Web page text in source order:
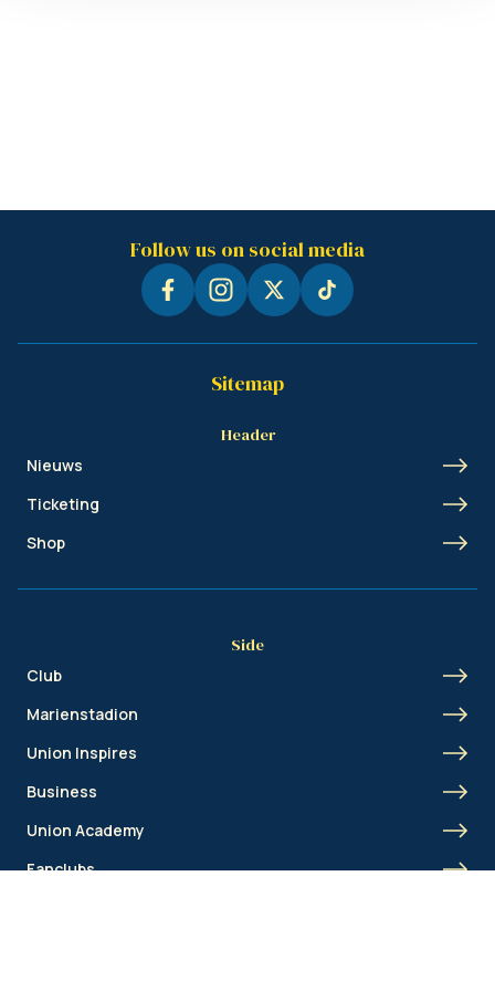
Follow us on social media
Sitemap
Header
Nieuws
Ticketing
Shop
Side
Club
Marienstadion
Union Inspires
Business
Union Academy
Fanclubs